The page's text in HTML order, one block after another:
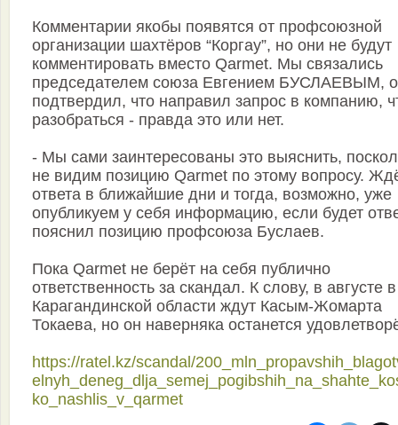
Комментарии якобы появятся от профсоюзной
организации шахтёров “Коргау”, но они не будут
комментировать вместо Qarmet. Мы связались
председателем союза Евгением БУСЛАЕВЫМ,
подтвердил, что направил запрос в компанию,
разобраться - правда это или нет.
- Мы сами заинтересованы это выяснить,
не видим позицию Qarmet по этому вопросу.
ответа в ближайшие дни и тогда, возможно, уже
опубликуем у себя информацию, если будет
пояснил позицию профсоюза Буслаев.
Пока Qarmet не берёт на себя публично
ответственность за скандал. К слову, в августе в
Карагандинской области ждут Касым-Жомарта
Токаева, но он наверняка останется
https://ratel.kz/scandal/
ko_nashlis_v_qarmet